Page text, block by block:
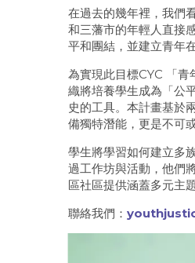
在過去的幾年裡，我們
和三藩市的年輕人直接
平和團結，並建立青年
為實現此目標CYC 「青
織將培養學生成為「公
史的工具。本計畫基於
備獨特潛能，更是不可
學生將學習如何建立多
過工作坊與活動，他們
區社區提供涵蓋多元主
聯絡我們：